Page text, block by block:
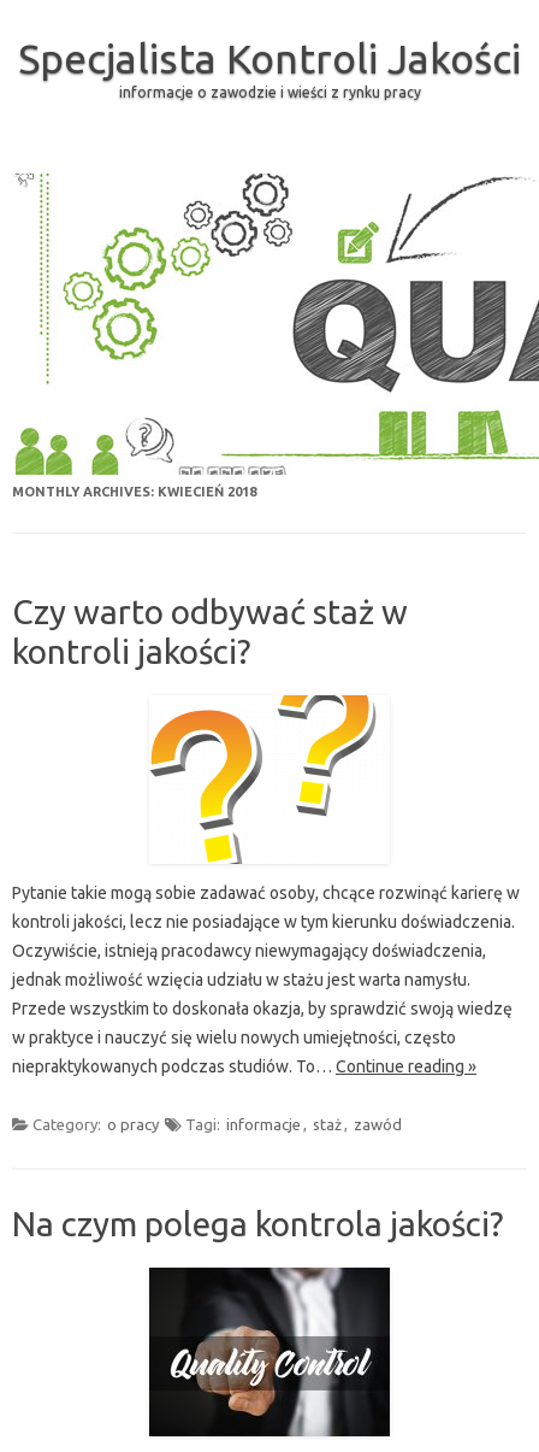
Specjalista Kontroli Jakości
informacje o zawodzie i wieści z rynku pracy
MONTHLY ARCHIVES: KWIECIEŃ 2018
Czy warto odbywać staż w
kontroli jakości?
Pytanie takie mogą sobie zadawać osoby, chcące rozwinąć karierę w
kontroli jakości, lecz nie posiadające w tym kierunku doświadczenia.
Oczywiście, istnieją pracodawcy niewymagający doświadczenia,
jednak możliwość wzięcia udziału w stażu jest warta namysłu.
Przede wszystkim to doskonała okazja, by sprawdzić swoją wiedzę
w praktyce i nauczyć się wielu nowych umiejętności, często
niepraktykowanych podczas studiów. To… Continue reading »
Category: o pracy Tagi: informacje , staż, zawód
Na czym polega kontrola jakości?